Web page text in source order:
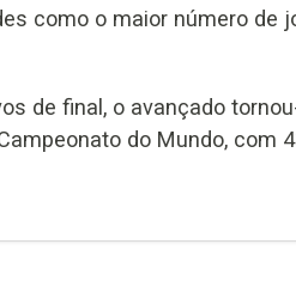
como o maior número de
de final, o avançado
do Mundo, com